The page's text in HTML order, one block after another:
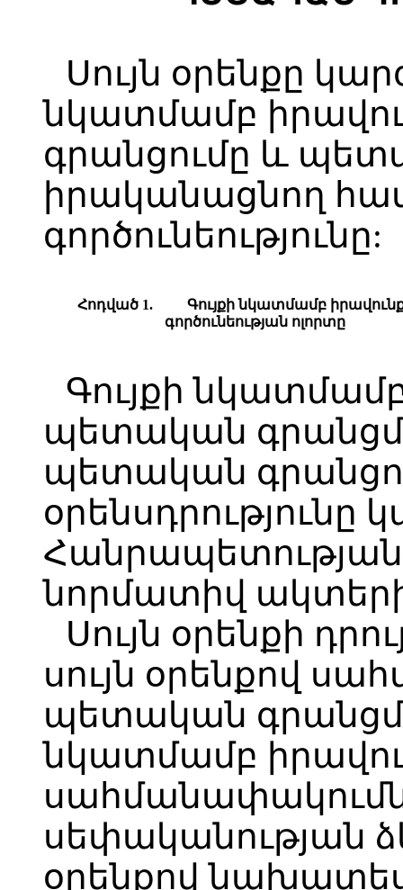
Սույն օրենքը
նկատմամբ
գրանցումը և
իրականացնող
գործունեությունը:
Հոդված 1.
Գույքի նկատմամբ
գործունեության ոլորտը
Գույքի
պետական
պետական
Հանրապետության
նորմատիվ
Սույն օրենքի
սույն օրենքով
պետական
նկատմամբ
սեփականության
օրենքով